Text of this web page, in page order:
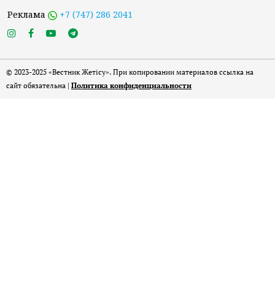
Реклама +7 (747) 286 2041
© 2023-2025 «Вестник Жетісу». При копировании материалов ссылка на
сайт обязательна | Политика конфиденциальности